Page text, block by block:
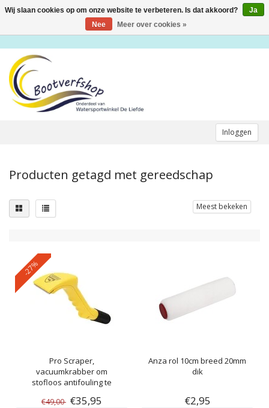
Inloggen
Toggle
Producten getagd met gereedschap
Meest bekeken
-27%
Pro Scraper,
vacuumkrabber om
stofloos antifouling te
€49,00 €35,95
Anza rol 10cm breed 20mm
dik
€2,95
Wij slaan cookies op om onze website te verbeteren. Is dat akkoord?
Ja
Nee
Meer over cookies »